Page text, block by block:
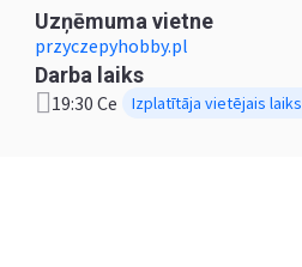
Uzņēmuma vietne
przyczepyhobby.pl
Darba laiks
19:30 Ce Izplatītāja vietējais laiks